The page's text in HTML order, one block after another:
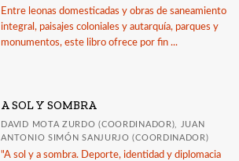
Entre leonas domesticadas y obras de saneamiento
integral, paisajes coloniales y autarquía, parques y
monumentos, este libro ofrece por fin ...
A SOL Y SOMBRA
DAVID MOTA ZURDO (COORDINADOR), JUAN
ANTONIO SIMÓN SANJURJO (COORDINADOR)
"A sol y a sombra. Deporte, identidad y diplomacia